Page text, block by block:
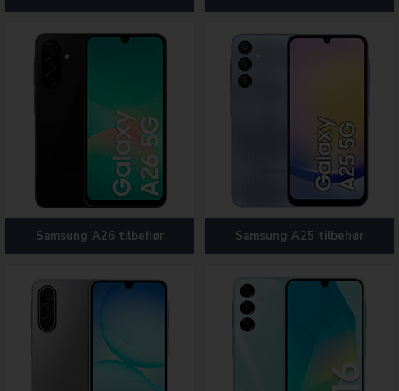
Samsung A26 tilbehør Samsung A25 tilbehør